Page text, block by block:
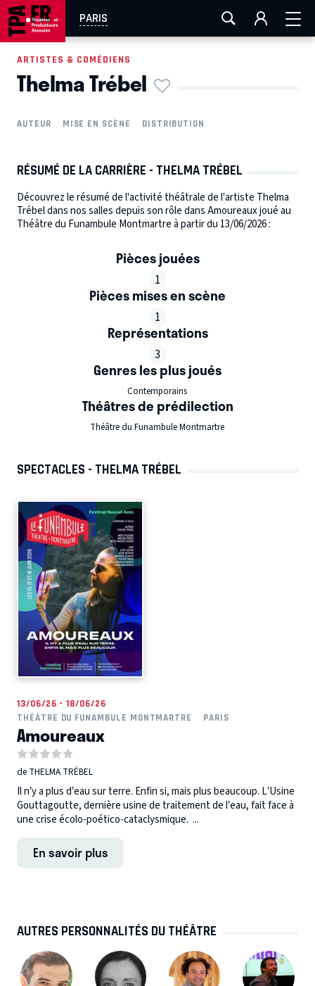
PARIS
AIX-MARSEILLE LA ROCHELLE
EN TOURNÉE
ARTISTES & COMÉDIENS
Thelma Trébel
AUTEUR MISE EN SCÈNE DISTRIBUTION
RÉSUMÉ DE LA CARRIÈRE - THELMA TRÉBEL
Découvrez le résumé de l'activité théâtrale de l'artiste Thelma
Trébel dans nos salles depuis son rôle dans Amoureaux joué au
Théâtre du Funambule Montmartre à partir du 13/06/2026 :
Pièces jouées
1
Pièces mises en scène
1
Représentations
3
Genres les plus joués
Contemporains
Théâtres de prédilection
Théâtre du Funambule Montmartre
SPECTACLES - THELMA TRÉBEL
13/06/26 - 18/06/26
THÉÂTRE DU FUNAMBULE MONTMARTRE
PARIS
Amoureaux
de THELMA TRÉBEL
Il n’y a plus d’eau sur terre. Enfin si, mais plus beaucoup. L’Usine
Gouttagoutte, dernière usine de traitement de l’eau, fait face à
une crise écolo-poético-cataclysmique. ...
En savoir plus
AUTRES PERSONNALITÉS DU THÉÂTRE